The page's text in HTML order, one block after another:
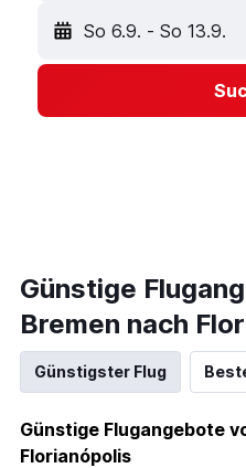
So 6.9. - So 13.9.
Günstige
Bremen nach
Günstigster Flug
Günstige Flugangebote
Florianópolis